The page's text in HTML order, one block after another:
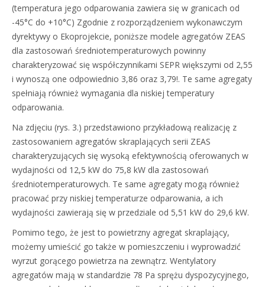
(temperatura jego odparowania zawiera się w granicach od
-45°C do +10°C) Zgodnie z rozporządzeniem wykonawczym
dyrektywy o Ekoprojekcie, poniższe modele agregatów ZEAS
dla zastosowań średniotemperaturowych powinny
charakteryzować się współczynnikami SEPR większymi od 2,55
i wynoszą one odpowiednio 3,86 oraz 3,79!. Te same agregaty
spełniają również wymagania dla niskiej temperatury
odparowania.
Na zdjęciu (rys. 3.) przedstawiono przykładową realizację z
zastosowaniem agregatów skraplających serii ZEAS
charakteryzujących się wysoką efektywnością oferowanych w
wydajności od 12,5 kW do 75,8 kW dla zastosowań
średniotemperaturowych. Te same agregaty mogą również
pracować przy niskiej temperaturze odparowania, a ich
wydajności zawierają się w przedziale od 5,51 kW do 29,6 kW.
Pomimo tego, że jest to powietrzny agregat skraplający,
możemy umieścić go także w pomieszczeniu i wyprowadzić
wyrzut gorącego powietrza na zewnątrz. Wentylatory
agregatów mają w standardzie 78 Pa sprężu dyspozycyjnego,